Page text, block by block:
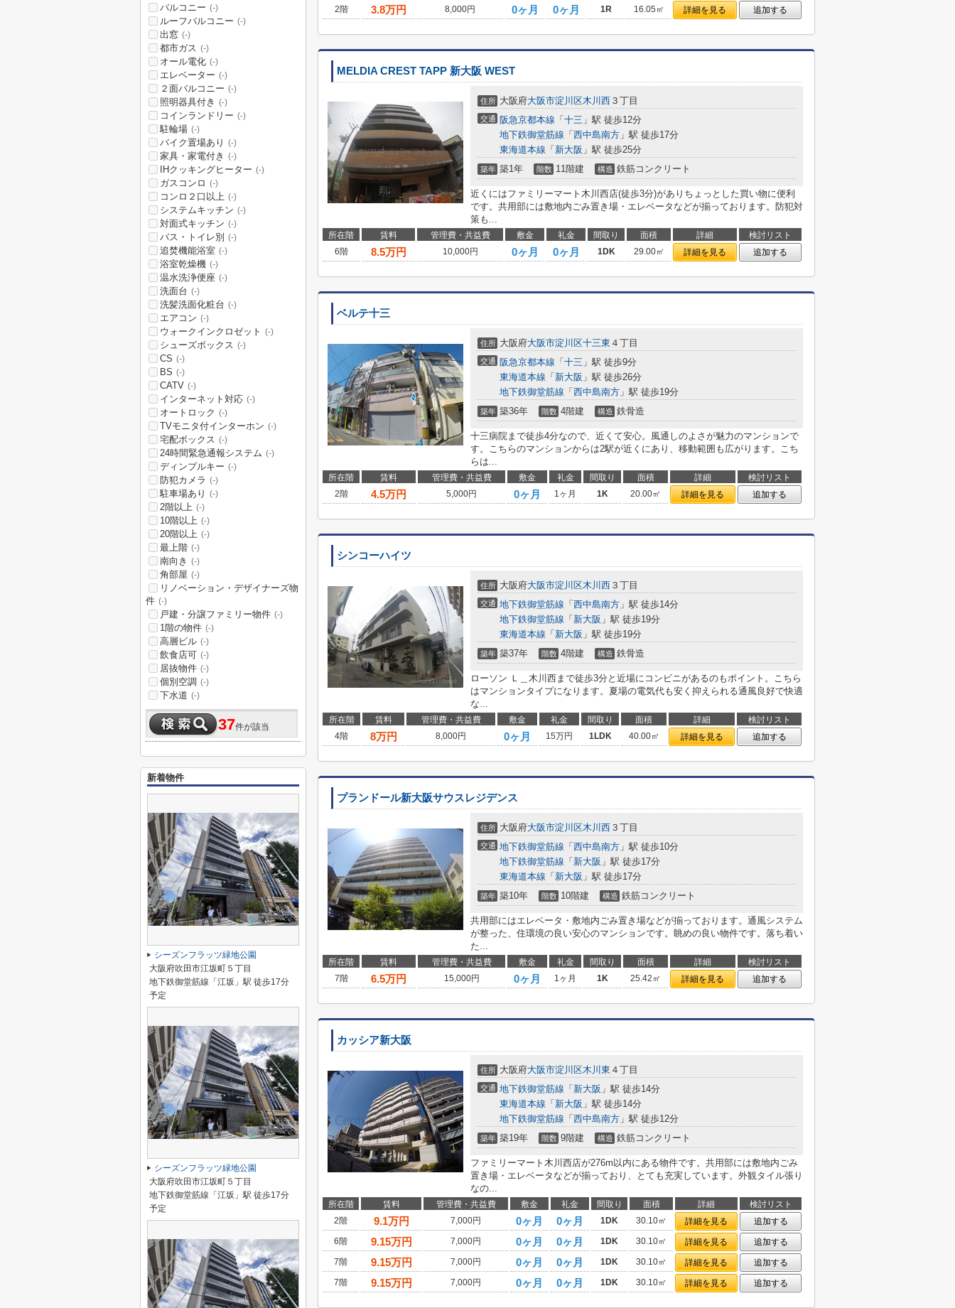
2階
3.8万円 8,000円 0ヶ月 0ヶ月 1R 16.05㎡ 詳細を見る 追加する
MELDIA CREST TAPP 新大阪 WEST
住所 大阪府大阪市淀川区木川西 ３丁目
交通 阪急京都本線 「 十三 」駅 徒歩12分
地下鉄御堂筋線 「 西中島南方 」駅 徒歩17分
東海道本線 「 新大阪 」駅 徒歩25分
築年 築1年 階数 11階建 構造 鉄筋コンクリート
近くにはファミリーマート木川西店(徒歩3分)がありちょっとした買い物に便利
です。共用部には敷地内ごみ置き場・エレベータなどが揃っております。防犯対
策も...
所在階 賃料 管理費・共益費 敷金 礼金 間取り 面積 詳細
検討リスト
6階
8.5万円 10,000円 0ヶ月 0ヶ月 1DK 29.00㎡ 詳細を見る 追加する
ベルテ十三
住所 大阪府大阪市淀川区十三東 ４丁目
交通 阪急京都本線 「 十三 」駅 徒歩9分
東海道本線 「 新大阪 」駅 徒歩26分
地下鉄御堂筋線 「 西中島南方 」駅 徒歩19分
築年 築36年 階数 4階建 構造 鉄骨造
十三病院まで徒歩4分なので、近くて安心。風通しのよさが魅力のマンションで
す。こちらのマンションからは2駅が近くにあり、移動範囲も広がります。こち
らは...
所在階 賃料 管理費・共益費 敷金 礼金 間取り 面積 詳細
検討リスト
2階
4.5万円 5,000円 0ヶ月 1ヶ月 1K 20.00㎡ 詳細を見る 追加する
シンコーハイツ
住所 大阪府大阪市淀川区木川西 ３丁目
交通 地下鉄御堂筋線 「 西中島南方 」駅 徒歩14分
地下鉄御堂筋線 「 新大阪 」駅 徒歩19分
東海道本線 「 新大阪 」駅 徒歩19分
築年 築37年 階数 4階建 構造 鉄骨造
ローソン Ｌ＿木川西まで徒歩3分と近場にコンビニがあるのもポイント。こちら
はマンションタイプになります。夏場の電気代も安く抑えられる通風良好で快適
な...
所在階 賃料 管理費・共益費 敷金 礼金 間取り 面積 詳細
検討リスト
4階
8万円 8,000円 0ヶ月 15万円 1LDK 40.00㎡ 詳細を見る 追加する
プランドール新大阪サウスレジデンス
住所 大阪府大阪市淀川区木川西 ３丁目
交通 地下鉄御堂筋線 「 西中島南方 」駅 徒歩10分
地下鉄御堂筋線 「 新大阪 」駅 徒歩17分
東海道本線 「 新大阪 」駅 徒歩17分
築年 築10年 階数 10階建 構造 鉄筋コンクリート
共用部にはエレベータ・敷地内ごみ置き場などが揃っております。通風システム
が整った、住環境の良い安心のマンションです。眺めの良い物件です。落ち着い
た...
所在階 賃料 管理費・共益費 敷金 礼金 間取り 面積 詳細
検討リスト
7階
6.5万円 15,000円 0ヶ月 1ヶ月 1K 25.42㎡ 詳細を見る 追加する
カッシア新大阪
住所 大阪府大阪市淀川区木川東 ４丁目
交通 地下鉄御堂筋線 「 新大阪 」駅 徒歩14分
東海道本線 「 新大阪 」駅 徒歩14分
地下鉄御堂筋線 「 西中島南方 」駅 徒歩12分
築年 築19年 階数 9階建 構造 鉄筋コンクリート
ファミリーマート木川西店が276m以内にある物件です。共用部には敷地内ごみ
置き場・エレベータなどが揃っており、とても充実しています。外観タイル張り
なの...
所在階 賃料 管理費・共益費 敷金 礼金 間取り 面積 詳細
検討リスト
2階
9.1万円 7,000円 0ヶ月 0ヶ月 1DK 30.10㎡ 詳細を見る
追加する
6階
9.15万円 7,000円 0ヶ月 0ヶ月 1DK 30.10㎡ 詳細を見る
追加する
7階
9.15万円 7,000円 0ヶ月 0ヶ月 1DK 30.10㎡ 詳細を見る
追加する
7階
9.15万円 7,000円 0ヶ月 0ヶ月 1DK 30.10㎡ 詳細を見る 追加する
バルコニー (-)
ルーフバルコニー (-)
出窓 (-)
都市ガス (-)
オール電化 (-)
エレベーター (-)
２面バルコニー (-)
照明器具付き (-)
コインランドリー (-)
駐輪場 (-)
バイク置場あり (-)
家具・家電付き (-)
IHクッキングヒーター (-)
ガスコンロ (-)
コンロ２口以上 (-)
システムキッチン (-)
対面式キッチン (-)
バス・トイレ別 (-)
追焚機能浴室 (-)
浴室乾燥機 (-)
温水洗浄便座 (-)
洗面台 (-)
洗髪洗面化粧台 (-)
エアコン (-)
ウォークインクロゼット (-)
シューズボックス (-)
CS (-)
BS (-)
CATV (-)
インターネット対応 (-)
オートロック (-)
TVモニタ付インターホン (-)
宅配ボックス (-)
24時間緊急通報システム (-)
ディンプルキー (-)
防犯カメラ (-)
駐車場あり (-)
2階以上 (-)
10階以上 (-)
20階以上 (-)
最上階 (-)
南向き (-)
角部屋 (-)
リノベーション・デザイナーズ物
件 (-)
戸建・分譲ファミリー物件 (-)
1階の物件 (-)
高層ビル (-)
飲食店可 (-)
居抜物件 (-)
個別空調 (-)
下水道 (-)
37件が該当
新着物件
シーズンフラッツ緑地公園
大阪府吹田市江坂町５丁目
地下鉄御堂筋線「江坂」駅 徒歩17分
予定
シーズンフラッツ緑地公園
大阪府吹田市江坂町５丁目
地下鉄御堂筋線「江坂」駅 徒歩17分
予定